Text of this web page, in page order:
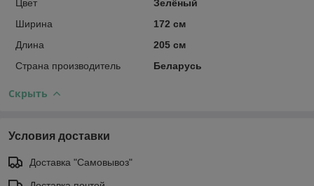
Цвет
Зелёный
Ширина
172 см
Длина
205 см
Страна производитель
Беларусь
Скрыть
Условия доставки
Доставка "Самовывоз"